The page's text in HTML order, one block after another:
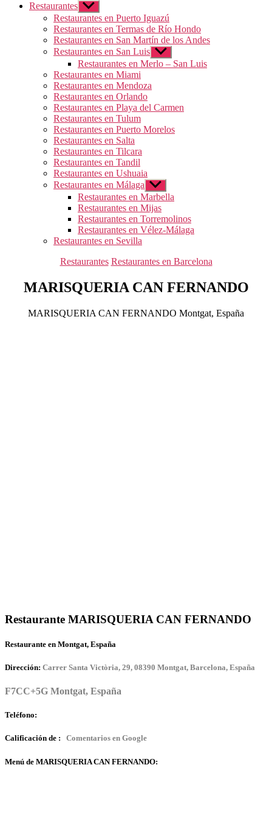
Restaurantes Mostrar
el
submenú
Restaurantes en Puerto Iguazú
Restaurantes en Termas de Río Hondo
Restaurantes en San Martín de los Andes
Restaurantes en San Luis Mostrar
el
submenú
Restaurantes en Merlo – San Luis
Restaurantes en Miami
Restaurantes en Mendoza
Restaurantes en Orlando
Restaurantes en Playa del Carmen
Restaurantes en Tulum
Restaurantes en Puerto Morelos
Restaurantes en Salta
Restaurantes en Tilcara
Restaurantes en Tandil
Restaurantes en Ushuaia
Restaurantes en Málaga Mostrar
el
submenú
Restaurantes en Marbella
Restaurantes en Mijas
Restaurantes en Torremolinos
Restaurantes en Vélez-Málaga
Restaurantes en Sevilla
Categorías
Restaurantes Restaurantes en Barcelona
MARISQUERIA CAN FERNANDO
MARISQUERIA CAN FERNANDO Montgat, España
Restaurante MARISQUERIA CAN FERNANDO
Restaurante en Montgat, España
Dirección: Carrer Santa Victòria, 29, 08390 Montgat, Barcelona, España
F7CC+5G Montgat, España
Teléfono:
Calificación de : Comentarios en Google
Menú de MARISQUERIA CAN FERNANDO: